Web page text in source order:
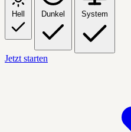
Hell Dunkel System
Jetzt starten